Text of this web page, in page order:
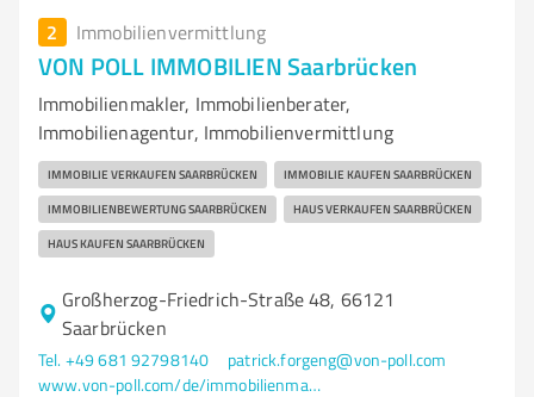
2 Immobilienvermittlung
VON POLL IMMOBILIEN Saarbrücken
Immobilienmakler, Immobilienberater,
Immobilienagentur, Immobilienvermittlung
IMMOBILIE VERKAUFEN SAARBRÜCKEN IMMOBILIE KAUFEN SAARBRÜCKEN
IMMOBILIENBEWERTUNG SAARBRÜCKEN HAUS VERKAUFEN SAARBRÜCKEN
HAUS KAUFEN SAARBRÜCKEN
Großherzog-Friedrich-Straße 48, 66121
Saarbrücken
Tel. +49 681 92798140
patrick.forgeng@von-poll.com
www.von-poll.com/de/immobilienmakler/saarbruecken